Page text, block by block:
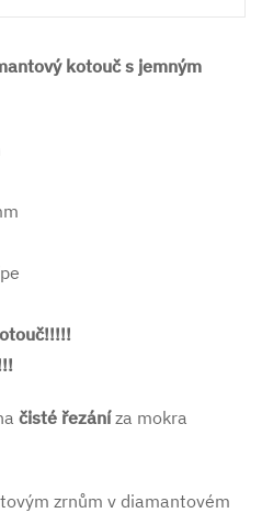
kotouč s jemným
čisté řezáníza mokra
zrnům v diamantovém